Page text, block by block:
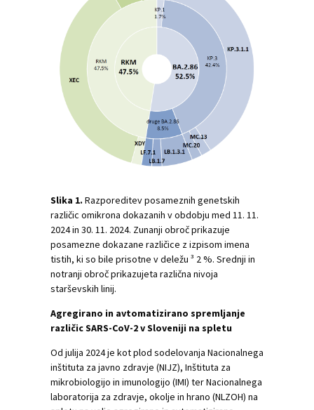
Slika 1. Razporeditev posameznih genetskih
različic omikrona dokazanih v obdobju med 11. 11.
2024 in 30. 11. 2024. Zunanji obroč prikazuje
posamezne dokazane različice z izpisom imena
tistih, ki so bile prisotne v deležu ³ 2 %. Srednji in
notranji obroč prikazujeta različna nivoja
starševskih linij.
Agregirano in avtomatizirano spremljanje
različic SARS-CoV-2 v Sloveniji na spletu
Od julija 2024 je kot plod sodelovanja Nacionalnega
inštituta za javno zdravje (NIJZ), Inštituta za
mikrobiologijo in imunologijo (IMI) ter Nacionalnega
laboratorija za zdravje, okolje in hrano (NLZOH) na